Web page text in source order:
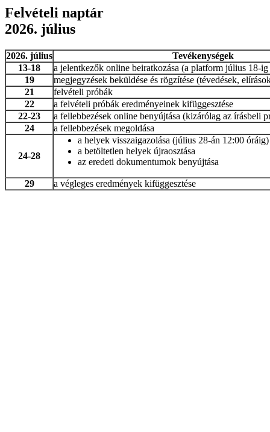
Felvételi naptár
2026. július
2026. július
Tevékenységek
13-18
a jelentkezők online beiratkozása (a platform július 18-
19
megjegyzések beküldése és rögzítése (tévedések,
21
felvételi próbák
22
a felvételi próbák eredményeinek kifüggesztése
22-23
a fellebbezések online benyújtása (kizárólag az írásbeli
24
a fellebbezések megoldása
24-28
a helyek visszaigazolása (július 28-án 12:00 óráig)
a betöltetlen helyek újraosztása
az eredeti dokumentumok benyújtása
29 a végleges eredmények kifüggesztése